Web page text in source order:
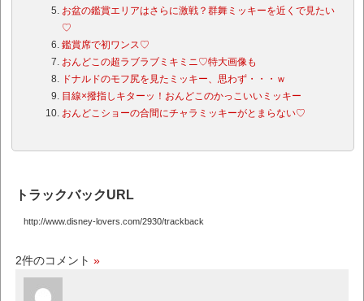
お盆の鑑賞エリアはさらに激戦？群舞ミッキーを近くで見たい
♡
鑑賞席で初ワンス♡
おんどこの超ラブラブミキミニ♡特大画像も
ドナルドのモフ尻を見たミッキー、思わず・・・ｗ
目線×撥指しキターッ！おんどこのかっこいいミッキー
おんどこショーの合間にチャラミッキーがとまらない♡
トラックバックURL
http://www.disney-lovers.com/2930/trackback
2件のコメント»